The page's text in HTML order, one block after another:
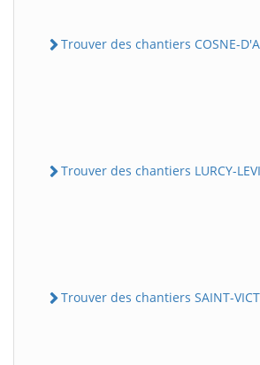
Trouver des chantiers COSNE-
Trouver des chantiers LURCY-
Trouver des chantiers SAINT-